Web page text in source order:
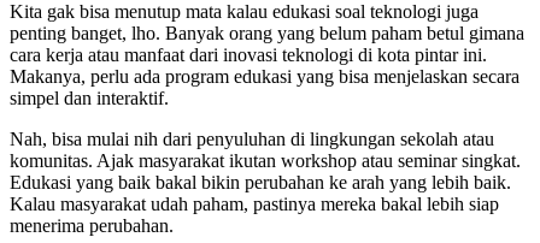
Kita gak bisa menutup mata kalau edukasi soal teknologi juga
penting banget, lho. Banyak orang yang belum paham betul gimana
cara kerja atau manfaat dari inovasi teknologi di kota pintar ini.
Makanya, perlu ada program edukasi yang bisa menjelaskan secara
simpel dan interaktif.
Nah, bisa mulai nih dari penyuluhan di lingkungan sekolah atau
komunitas. Ajak masyarakat ikutan workshop atau seminar singkat.
Edukasi yang baik bakal bikin perubahan ke arah yang lebih baik.
Kalau masyarakat udah paham, pastinya mereka bakal lebih siap
menerima perubahan.